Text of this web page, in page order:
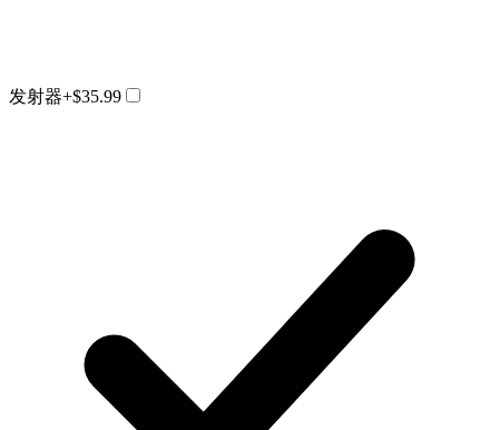
发射器+$35.99